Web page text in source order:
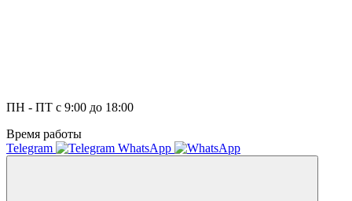
ПН - ПТ с 9:00 до 18:00
Время работы
Telegram
WhatsApp